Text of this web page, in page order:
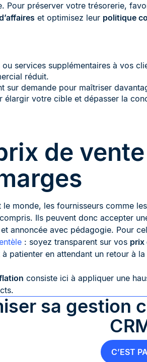
Pour préserver votre trésorerie,
et optimisez leur politique
services supplémentaires à vos
réduit.
sur demande pour maîtriser
élargir votre cible et dépasser la
de
monde, les fournisseurs comme
Ils peuvent donc accepter
annoncée avec pédagogie. Pour
: soyez transparent sur vos prix
patienter en attendant un retour à
consiste ici à appliquer une
sa gestion
C’EST